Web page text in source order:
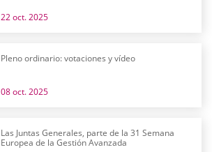
22 oct. 2025
Pleno ordinario: votaciones y vídeo
08 oct. 2025
Las Juntas Generales, parte de la 31 Semana
Europea de la Gestión Avanzada